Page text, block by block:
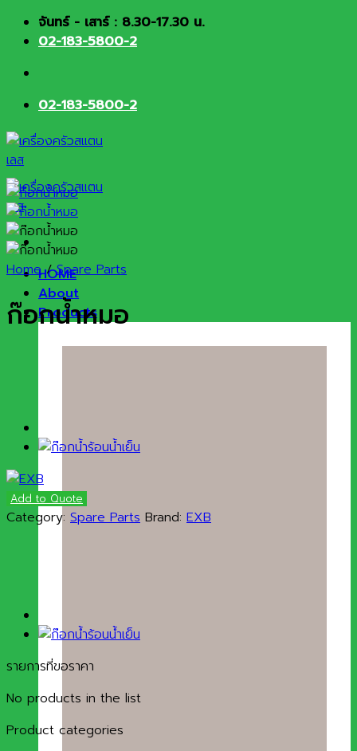
Skip จันทร์ - เสาร์ : 8.30-17.30 น.
02-183-5800-2
02-183-5800-2
HOME
About
Products
Home / Spare Parts
ก๊อกน้ำหมอ
Add to Quote
Category: Spare Parts Brand: EXB
รายการที่ขอราคา
No products in the list
Product categories